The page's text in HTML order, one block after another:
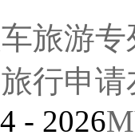
旅游专
行申请
- 2026